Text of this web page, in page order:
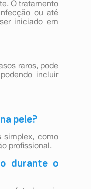
O tratamento
ou até
iniciado em
raros, pode
incluir
pele?
simplex, como
profissional.
durante o